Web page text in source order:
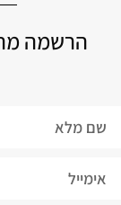
הרשמה